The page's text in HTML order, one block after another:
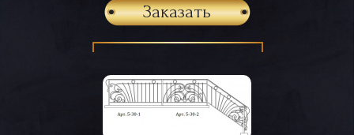
Заказать